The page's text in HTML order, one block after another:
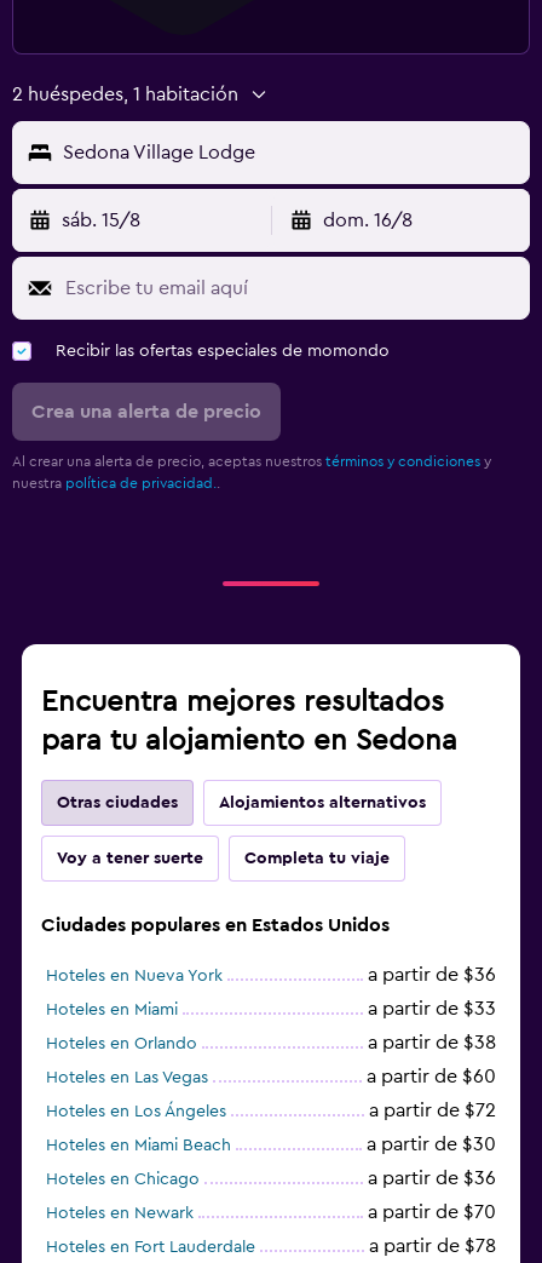
2 huéspedes, 1 habitación
Sedona Village Lodge
sáb. 15/8 dom. 16/8
Recibir las ofertas especiales de momondo
Crea una alerta de precio
Al crear una alerta de precio, aceptas nuestros términos y condiciones y
nuestra política de privacidad.
Encuentra mejores resultados
para tu alojamiento en Sedona
Otras ciudades Alojamientos alternativos
Voy a tener suerte Completa tu viaje
Ciudades populares en Estados Unidos
Hoteles en Nueva York a partir de $36
Hoteles en Miami a partir de $33
Hoteles en Orlando a partir de $38
Hoteles en Las Vegas a partir de $60
Hoteles en Los Ángeles a partir de $72
Hoteles en Miami Beach a partir de $30
Hoteles en Chicago a partir de $36
Hoteles en Newark a partir de $70
Hoteles en Fort Lauderdale a partir de $78